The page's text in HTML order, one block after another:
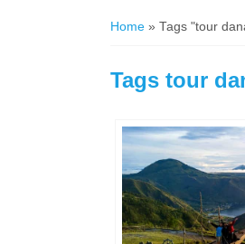
Home » Tags "tour
Tags tour